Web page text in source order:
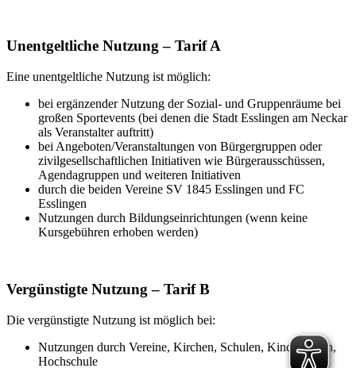
Unentgeltliche Nutzung – Tarif A
Eine unentgeltliche Nutzung ist möglich:
bei ergänzender Nutzung der Sozial- und Gruppenräume bei
großen Sportevents (bei denen die Stadt Esslingen am Neckar
als Veranstalter auftritt)
bei Angeboten/Veranstaltungen von Bürgergruppen oder
zivilgesellschaftlichen Initiativen wie Bürgerausschüssen,
Agendagruppen und weiteren Initiativen
durch die beiden Vereine SV 1845 Esslingen und FC
Esslingen
Nutzungen durch Bildungseinrichtungen (wenn keine
Kursgebühren erhoben werden)
Vergünstigte Nutzung – Tarif B
Die vergünstigte Nutzung ist möglich bei:
Nutzungen durch Vereine, Kirchen, Schulen, Kindergärten,
Hochschule